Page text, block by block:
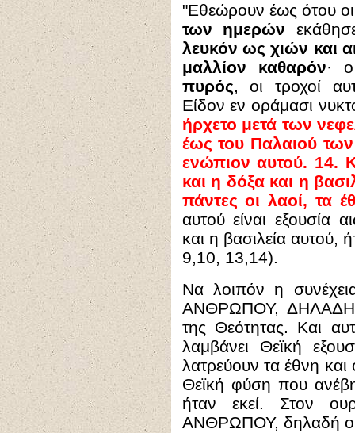
"Εθεώρουν έως ότου
των ημερών
λευκόν ως χιών και
μαλλίον καθαρόν·
πυρός, οι τροχοί
Είδον εν οράμασι
ήρχετο μετά των
έως του Παλαιού
ενώπιον αυτού. 14.
και η δόξα και η
πάντες οι λαοί, τα
αυτού είναι εξουσία
και η βασιλεία αυτού,
9,10, 13,14).
Να λοιπόν η
ΑΝΘΡΩΠΟΥ,
της Θεότητας. Και
λαμβάνει Θεϊκή
λατρεύουν τα έθνη
Θεϊκή φύση που
ήταν εκεί. Στον
ΑΝΘΡΩΠΟΥ, δηλαδή